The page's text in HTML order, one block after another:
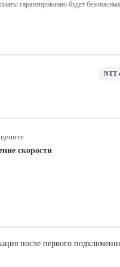
гарантированно будет
NTT
скорости
после первого